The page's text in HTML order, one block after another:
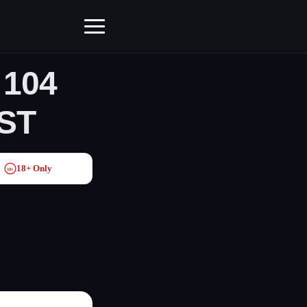
18+ 18+ Only